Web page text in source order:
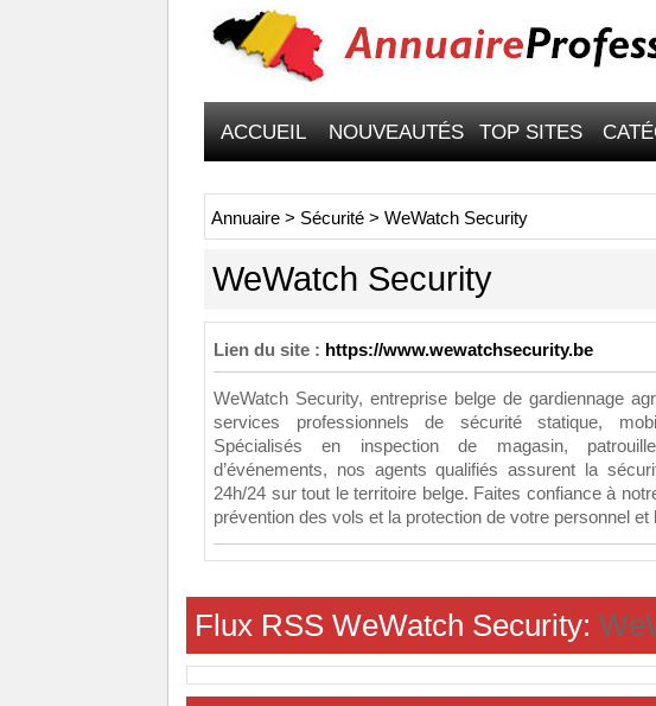
ACCUEIL NOUVEAUTÉS TOP SITES
Annuaire > Sécurité > WeWatch Security
WeWatch Security
Lien du site : https://www.wewatchsecurity.be
WeWatch Security, entreprise belge de gardiennage
services professionnels de sécurité statique,
Spécialisés en inspection de magasin,
d’événements, nos agents qualifiés assurent la
24h/24 sur tout le territoire belge. Faites confiance à
prévention des vols et la protection de votre personnel et
Flux RSS WeWatch Security: